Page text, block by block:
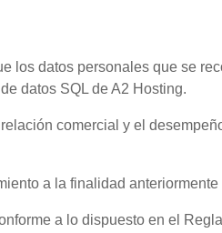
los datos personales que se
datos SQL de A2 Hosting.
comercial y el
a la finalidad anteriormente
a lo dispuesto en el